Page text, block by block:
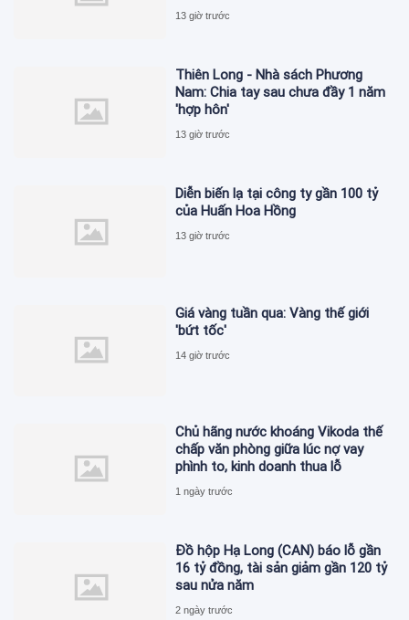
13 giờ trước
Thiên Long - Nhà sách Phương
Nam: Chia tay sau chưa đầy 1 năm
'hợp hôn'
13 giờ trước
Diễn biến lạ tại công ty gần 100 tỷ
của Huấn Hoa Hồng
13 giờ trước
Giá vàng tuần qua: Vàng thế giới
'bứt tốc'
14 giờ trước
Chủ hãng nước khoáng Vikoda thế
chấp văn phòng giữa lúc nợ vay
phình to, kinh doanh thua lỗ
1 ngày trước
Đồ hộp Hạ Long (CAN) báo lỗ gần
16 tỷ đồng, tài sản giảm gần 120 tỷ
sau nửa năm
2 ngày trước